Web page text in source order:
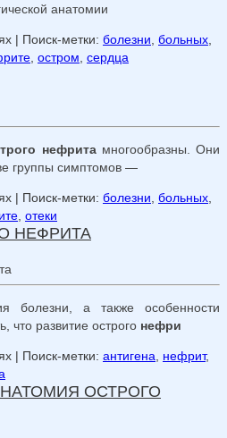
анатомии
| Поиск-метки: болезни больных
остром сердца
нефритамногообразны. Они
группы симптомов —
| Поиск-метки: болезни больных
отеки
НЕФРИТА
болезни, а также особенности
что развитие острого нефри
| Поиск-метки: антигена нефрит,
ОСТРОГО